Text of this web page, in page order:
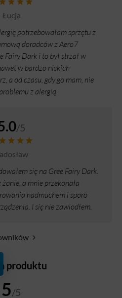
Łucja
potrzebowałam sprzętu z
doradców z Aero7
Fairy Dark i to był strzał w
w bardzo niskich
a od czasu, gdy go mam, nie
z alergią.
/5
się na Gree Fairy Dark.
a mnie przekonała
nadmuchem i sporo
I się nie zawiodłem.
produktu
5/5